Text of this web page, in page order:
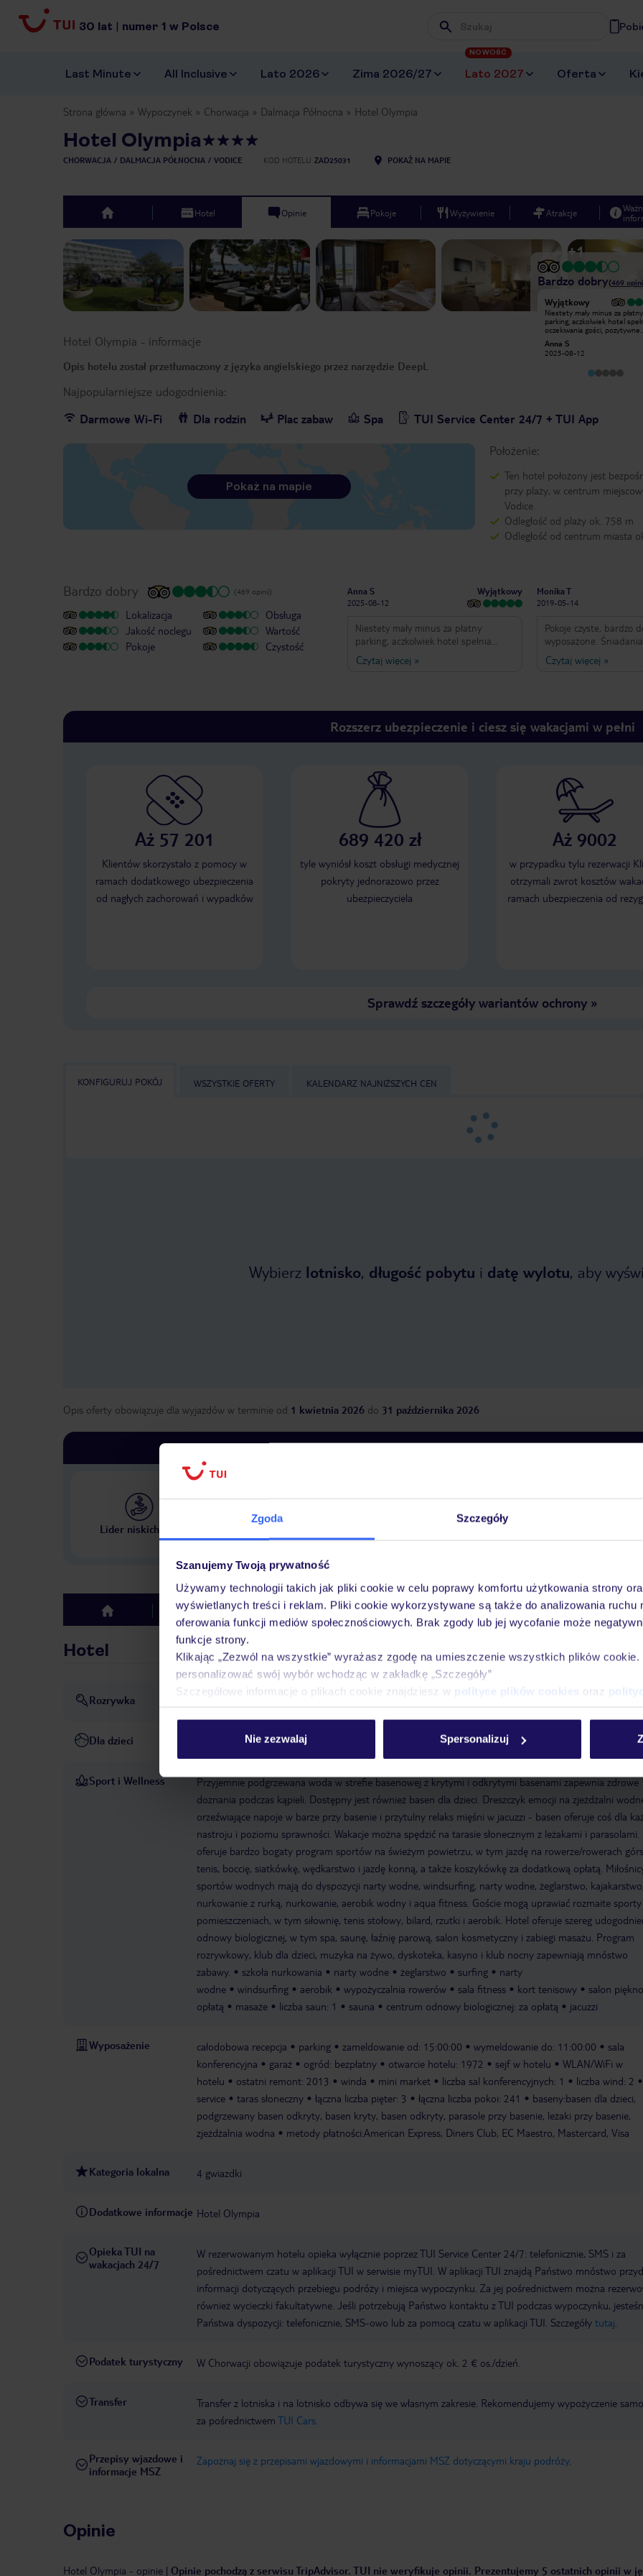
Zgoda Szczegóły
Szanujemy Twoją prywatność
Używamy technologii takich jak pliki cookie w celu poprawy komfortu użytkowania strony
wyświetlanych treści i reklam. Pliki cookie wykorzystywane są także do analizowania ruchu
oferowania funkcji mediów społecznościowych. Brak zgody lub jej wycofanie może
funkcje strony.
Klikając „Zezwól na wszystkie” wyrażasz zgodę na umieszczenie wszystkich plików
personalizować swój wybór wchodząc w zakładkę „Szczegóły”
Szczegółowe informacje o plikach cookie znajdziesz w polityce plików cookies oraz
Nie zezwalaj Spersonalizuj
30 lat | numer 1 w Polsce Wpisz frazę, której szukasz
Last Minute All Inclusive Lato 2026 Zima 2026/27 Lato 2027
NOWOŚĆ
Oferta
Strona główna Wypoczynek Chorwacja Dalmacja Północna Hotel Olympia
Hotel Olympia
CHORWACJA DALMACJA PÓŁNOCNA VODICE KOD HOTELU ZAD25031 POKAŻ NA MAPIE
top Hotel Opinie Pokoje Wyżywienie Atrakcje
Previous slide +1
Bardzo dobry(469
Bardzo dobry
Chciałabym ostrzec i uczulić aby
nie zostaliśmy obciążeni kosztami .
Poza tym pobyt udany, standard
Niezbyt atrakcyjna plaża nad
morzem.Kamienista.
Wyjątkowy
Niestety mały minus za płatny
parking, aczkolwiek hotel
oczekiwania gości, pozytywne
boxa, pozdrawiam Anna
Anna S
2025-08-12
Hotel Olympia - informacje
Opis hotelu został przetłumaczony z języka angielskiego przez narzędzie DeepL
Najpopularniejsze udogodnienia:
Darmowe Wi-Fi
Dla rodzin Plac zabaw Spa TUI Service Center 24/7 + TUI App
Położenie:
Ten hotel położony jest
przy plaży, w centrum
Vodice.
Odległość od plaży ok. 758 m
Odległość od centrum miasta
Pokaż na mapie
Bardzo dobry (469 opinii)
Lokalizacja
Jakość noclegu
Pokoje
Obsługa
Wartość
Czystość
Anna S
2025-08-12
Wyjątkowy
Niestety mały minus za płatny
parking, aczkolwiek hotel spełnia
oczekiwania gości, pozytywne
zaskoczenie za możliwość lunch boxa,
Czytaj więcej »
Monika T
2019-05-14
Pokoje czyste, bardzo
wyposażone. Śniadania i
obiadokolacje pyszne,
wybór, każdy znajdzie
22)
Czytaj więcej »
Rozszerz ubezpieczenie i ciesz się wakacjami w pełni
Aż 57 201
Klientów skorzystało z pomocy w
ramach dodatkowego ubezpieczenia
od nagłych zachorowań i wypadków
689 420 zł
tyle wyniósł koszt obsługi medycznej
pokryty jednorazowo przez
ubezpieczyciela
Aż 9002
w przypadku tylu rezerwacji
otrzymali zwrot kosztów
ramach ubezpieczenia od
Sprawdź szczegóły wariantów ochrony»
KONFIGURUJ POKÓJ WSZYSTKIE OFERTY KALENDARZ NAJNIŻSZYCH CEN
Wybierz lotnisko, długość pobytu i datę wylotu, aby
Opis oferty obowiązuje dla wyjazdów w terminie od 1 kwietnia 2026 do 31 października 2026
Dlaczego warto wybrać TUI?
Lider niskich cen
Największe biuro podróży
w Polsce
Tylko u nas opieka na
top Hotel Opinie Pokoje Wyżywienie Atrakcje
Hotel
Rozrywka
Dla dzieci basen dla dzieci klub dla dzieci pokój zabaw
Sport i Wellness
Przyjemnie podgrzewana woda w strefie basenowej z krytymi i odkrytymi basenami zapewnia zdrowe
doznania podczas kąpieli. Dostępny jest również basen dla dzieci. Dreszczyk emocji na zjeżdżalni
orzeźwiające napoje w barze przy basenie i przytulny relaks mięśni w jacuzzi - basen oferuje coś dla
nastroju i poziomu sprawności. Wakacje można spędzić na tarasie słonecznym z leżakami i parasolami.
oferuje bardzo bogaty program sportów na świeżym powietrzu, w tym jazdę na rowerze/rowerach
tenis, boccię, siatkówkę, wędkarstwo i jazdę konną, a także koszykówkę za dodatkową opłatą.
sportów wodnych mają do dyspozycji narty wodne, windsurfing, narty wodne, żeglarstwo, kajakarstwo,
nurkowanie z rurką, nurkowanie, aerobik wodny i aqua fitness. Goście mogą uprawiać rozmaite
pomieszczeniach, w tym siłownię, tenis stołowy, bilard, rzutki i aerobik. Hotel oferuje szereg
odnowy biologicznej, w tym spa, saunę, łaźnię parową, salon kosmetyczny i zabiegi masażu. Program
rozrywkowy, klub dla dzieci, muzyka na żywo, dyskoteka, kasyno i klub nocny zapewniają mnóstwo
zabawy.
szkoła nurkowania narty wodne żeglarstwo surfing
narty
wodne
windsurfing aerobik wypożyczalnia rowerów sala fitness kort tenisowy
salon
opłatą
masaże liczba saun: 1 sauna centrum odnowy biologicznej: za opłatą jacuzzi
Wyposażenie całodobowa recepcja parking zameldowanie od: 15:00:00 wymeldowanie do: 11:00:00
sala
konferencyjna
garaż ogród: bezpłatny otwarcie hotelu: 1972 sejf w hotelu
WLAN/WiFi w
hotelu
ostatni remont: 2013 winda mini market liczba sal konferencyjnych: 1 liczba wind: 2
service
taras słoneczny łączna liczba pięter: 3 łączna liczba pokoi: 241
baseny:basen dla dzieci,
podgrzewany basen odkryty, basen kryty, basen odkryty, parasole przy basenie, leżaki przy basenie,
zjeżdżalnia wodna
metody płatności:American Express, Diners Club, EC Maestro, Mastercard, Visa
Kategoria lokalna 4 gwiazdki
Dodatkowe informacje Hotel Olympia
Opieka TUI na
wakacjach 24/7
W rezerwowanym hotelu opieka wyłącznie poprzez TUI Service Center 24/7: telefonicznie, SMS i za
pośrednictwem czatu w aplikacji TUI w serwisie myTUI. W aplikacji TUI znajdą Państwo mnóstwo
informacji dotyczących przebiegu podróży i miejsca wypoczynku. Za jej pośrednictwem można
również wycieczki fakultatywne. Jeśli potrzebują Państwo kontaktu z TUI podczas wypoczynku,
Państwa dyspozycji: telefonicznie, SMS-owo lub za pomocą czatu w aplikacji TUI. Szczegóły tutaj
Podatek turystyczny W Chorwacji obowiązuje podatek turystyczny wynoszący ok. 2 € os./dzień.
Transfer
Transfer z lotniska i na lotnisko odbywa się we własnym zakresie. Rekomendujemy wypożyczenie
za pośrednictwem TUI Cars.
Przepisy wjazdowe i
informacje MSZ
Zapoznaj się z przepisami wjazdowymi i informacjami MSZ dotyczącymi kraju podróży.
Opinie
Hotel Olympia - opinie | Opinie pochodzą z serwisu TripAdvisor. TUI nie weryfikuje opinii. Prezentujemy 5 ostatnich opinii w